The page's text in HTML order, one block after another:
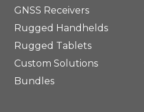
GNSS Receivers
Rugged Handhelds
Rugged Tablets
Custom Solutions
Bundles